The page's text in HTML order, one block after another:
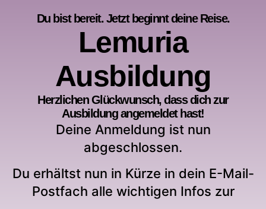
Du bist bereit. Jetzt beginnt deine Reise.
Lemuria
Ausbildung
Herzlichen Glückwunsch, dass dich zur
Ausbildung angemeldet hast!
Deine Anmeldung ist nun
abgeschlossen.
Du erhältst nun in Kürze in dein E-Mail-
Postfach alle wichtigen Infos zur